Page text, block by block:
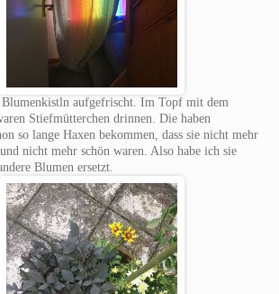
Blumenkistln aufgefrischt. Im Topf mit dem
Stiefmütterchen drinnen. Die haben
so lange Haxen bekommen, dass sie nicht mehr
nicht mehr schön waren. Also habe ich sie
Blumen ersetzt.